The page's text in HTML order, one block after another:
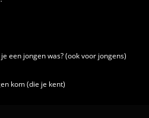
een jongen was? (ook voor jongens)
kom (die je kent)